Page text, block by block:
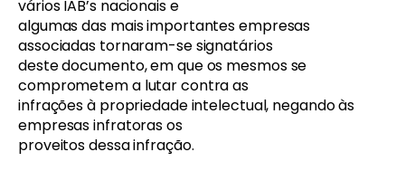
vários IAB’s nacionais e
algumas das mais importantes empresas
associadas tornaram-se signatários
deste documento, em que os mesmos se
comprometem a lutar contra as
infrações à propriedade intelectual, negando às
empresas infratoras os
proveitos dessa infração.